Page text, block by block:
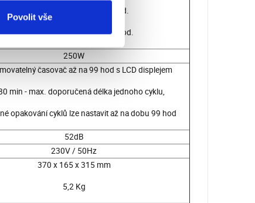
Povolit vše
1150 m2 / 2870 m3 - za 3 hod.
5750 m2 / 14300 m3 - za 24 hod.
250W
časovač až na 99 hod s LCD displejem
min - max. doporučená délka jednoho cyklu,
opakování cyklů lze nastavit až na dobu 99 hod
52dB
230V / 50Hz
370 x 165 x 315 mm
5,2 Kg